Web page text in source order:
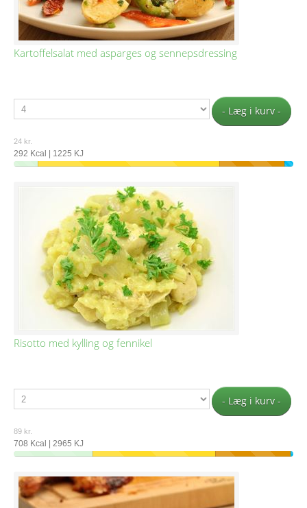
Kartoffelsalat med asparges og sennepsdressing
- Læg i kurv -
24 kr.
292 Kcal | 1225 KJ
Risotto med kylling og fennikel
- Læg i kurv -
89 kr.
708 Kcal | 2965 KJ